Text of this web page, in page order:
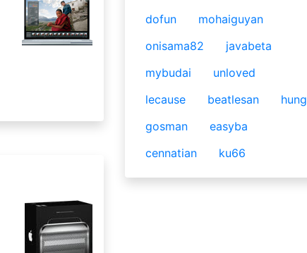
dofun
mohaiguyan
onisama82
javabeta
mybudai
unloved
lecause
beatlesan
hung
gosman
easyba
cennatian
ku66